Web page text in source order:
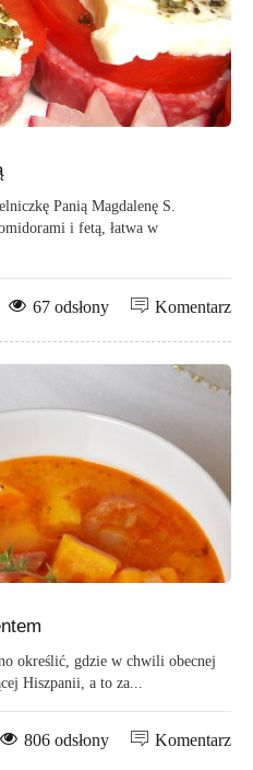
Panią Magdalenę S.
i fetą, łatwa w
Komentarz
67 odsłony
określić, gdzie w chwili obecnej
Hiszpanii, a to za...
Komentarz
806 odsłony